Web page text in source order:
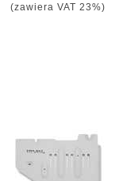
(zawiera VAT 23%)